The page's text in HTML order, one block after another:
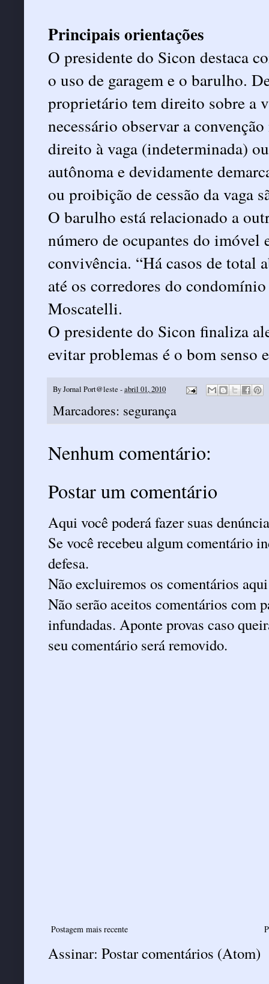
Principais orientações
O presidente do Sicon destaca
o uso de garagem e o barulho.
proprietário tem direito sobre a
necessário observar a
direito à vaga (indeterminada)
autônoma e devidamente
ou proibição de cessão da vaga
O barulho está relacionado a
número de ocupantes do imóvel
convivência. “Há casos de total
até os corredores do
Moscatelli.
O presidente do Sicon finaliza
evitar problemas é o bom senso
ByJornal Port@leste -abril 01, 2010
Marcadores: segurança
Nenhum comentário:
Postar um comentário
Aqui você poderá fazer suas
Se você recebeu algum comentário
defesa.
Não excluiremos os comentários
Não serão aceitos comentários com
infundadas. Aponte provas caso
seu comentário será removido.
Postagem mais recente
Assinar: Postar comentários (Atom)